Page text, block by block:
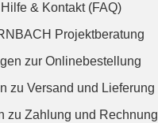
Hilfe & Kontakt (FAQ)
Projektberatung
zur Onlinebestellung
zu Versand und Lieferung
zu Zahlung und Rechnung